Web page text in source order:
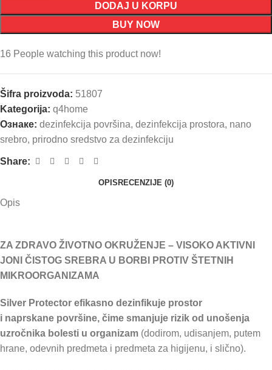
DODAJ U KORPU
BUY NOW
16 People watching this product now!
Šifra proizvoda: 51807
Kategorija: q4home
Ознаке: dezinfekcija površina, dezinfekcija prostora, nano
srebro, prirodno sredstvo za dezinfekciju
Share:
OPIS RECENZIJE (0)
Opis
ZA ZDRAVO ŽIVOTNO OKRUŽENJE – VISOKO AKTIVNI
JONI ČISTOG SREBRA U BORBI PROTIV ŠTETNIH
MIKROORGANIZAMA
Silver Protector efikasno dezinfikuje prostor
i naprskane površine, čime smanjuje rizik od unošenja
uzročnika bolesti u organizam (dodirom, udisanjem, putem
hrane, odevnih predmeta i predmeta za higijenu, i slično).